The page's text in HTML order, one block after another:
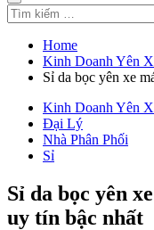
Tìm
kiếm
cho:
Home
Kinh Doanh Yên
Sỉ da bọc yên xe
Kinh Doanh Yên
Đại Lý
Nhà Phân Phối
Sỉ
Sỉ da bọc yên
uy tín bậc nhất